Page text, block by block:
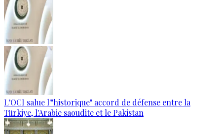
L'OCI salue l'"historique" accord de défense entre la
Türkiye, l'Arabie saoudite et le Pakistan